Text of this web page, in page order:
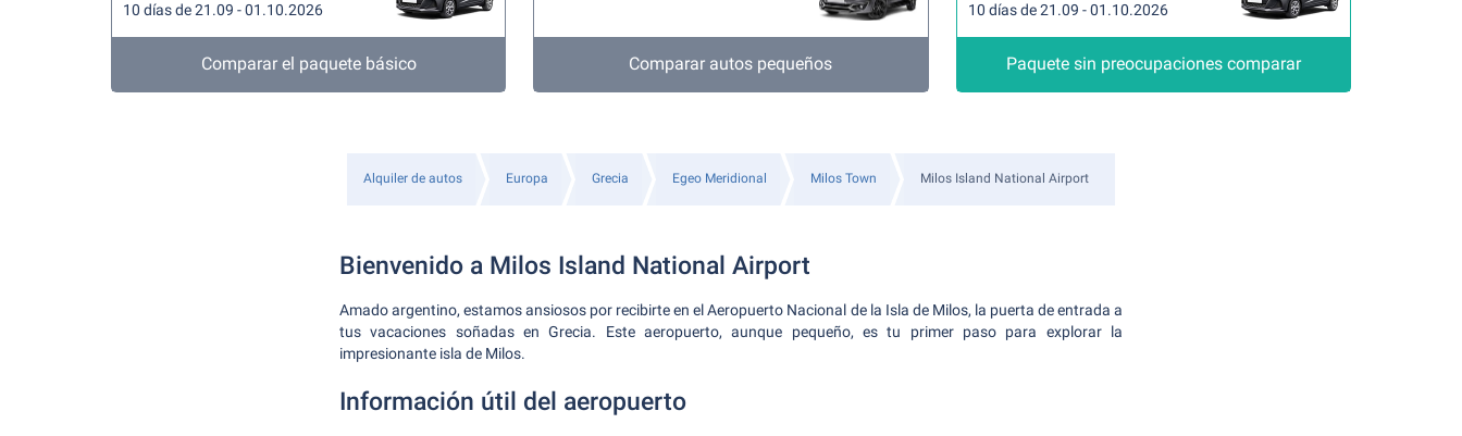
10 días de 21.09 - 01.10.2026
Comparar el paquete básico Comparar autos pequeños
10 días de 21.09 - 01.10.2026
Paquete sin preocupaciones comparar
Alquiler de autos Europa Grecia Egeo Meridional Milos Town Milos Island National Airport
Bienvenido a Milos Island National Airport
Amado argentino, estamos ansiosos por recibirte en el Aeropuerto Nacional de la Isla de Milos, la puerta de entrada a
tus vacaciones soñadas en Grecia. Este aeropuerto, aunque pequeño, es tu primer paso para explorar la
impresionante isla de Milos.
Información útil del aeropuerto